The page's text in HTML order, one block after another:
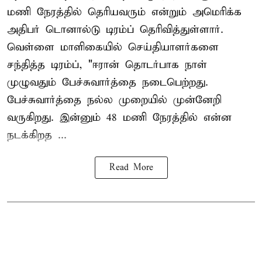
மணி நேரத்தில் தெரியவரும் என்றும் அமெரிக்க
அதிபர் டொனால்டு டிரம்ப் தெரிவித்துள்ளார்.
வெள்ளை மாளிகையில் செய்தியாளர்களை
சந்தித்த டிரம்ப், "ஈரான் தொடர்பாக நாள்
முழுவதும் பேச்சுவார்த்தை நடைபெற்றது.
பேச்சுவார்த்தை நல்ல முறையில் முன்னேறி
வருகிறது. இன்னும் 48 மணி நேரத்தில் என்ன
நடக்கிறத ...
Read More